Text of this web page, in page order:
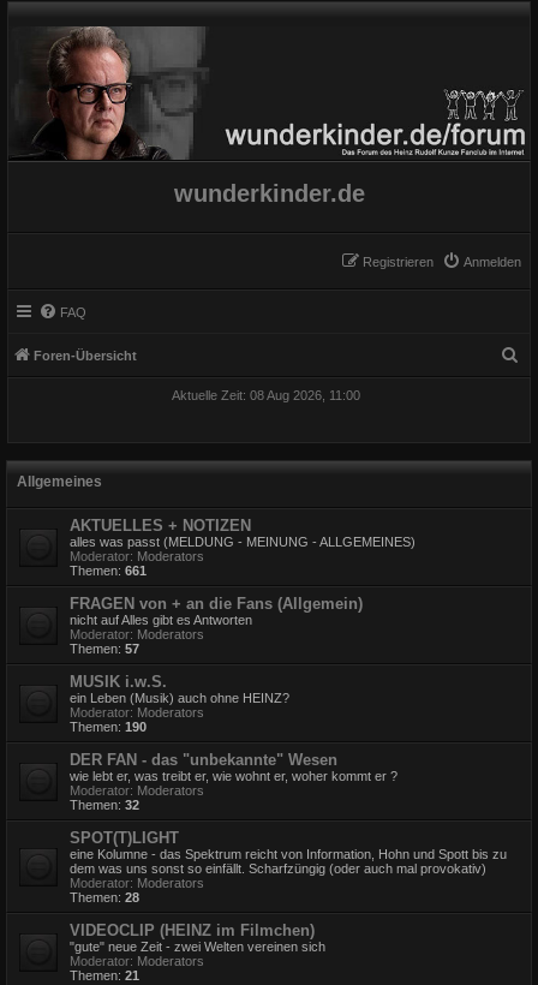
wunderkinder.de
Anmelden
Registrieren
FAQ
Foren-Übersicht
Aktuelle Zeit: 08 Aug 2026, 11:00
Allgemeines
AKTUELLES + NOTIZEN
alles was passt (MELDUNG - MEINUNG - ALLGEMEINES)
Moderator: Moderators
Themen: 661
FRAGEN von + an die Fans (Allgemein)
nicht auf Alles gibt es Antworten
Moderator: Moderators
Themen: 57
MUSIK i.w.S.
ein Leben (Musik) auch ohne HEINZ?
Moderator: Moderators
Themen: 190
DER FAN - das "unbekannte" Wesen
wie lebt er, was treibt er, wie wohnt er, woher kommt er ?
Moderator: Moderators
Themen: 32
SPOT(T)LIGHT
eine Kolumne - das Spektrum reicht von Information, Hohn und Spott bis zu
dem was uns sonst so einfällt. Scharfzüngig (oder auch mal provokativ)
Moderator: Moderators
Themen: 28
VIDEOCLIP (HEINZ im Filmchen)
"gute" neue Zeit - zwei Welten vereinen sich
Moderator: Moderators
Themen: 21